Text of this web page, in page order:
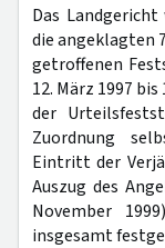
Das
die angeklagten
getroffenen
12. März 1997
der
Zuordnung
Eintritt der
Auszug des
November
insgesamt